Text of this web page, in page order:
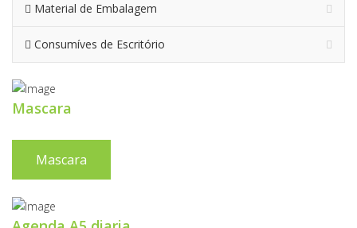
Material de Embalagem
Consumíves de Escritório
Mascara
Mascara